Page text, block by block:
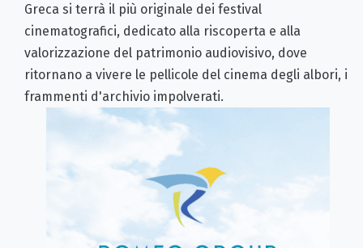
Greca si terrà il più originale dei festival
cinematografici, dedicato alla riscoperta e alla
valorizzazione del patrimonio audiovisivo, dove
ritornano a vivere le pellicole del cinema degli albori, i
frammenti d'archivio impolverati.